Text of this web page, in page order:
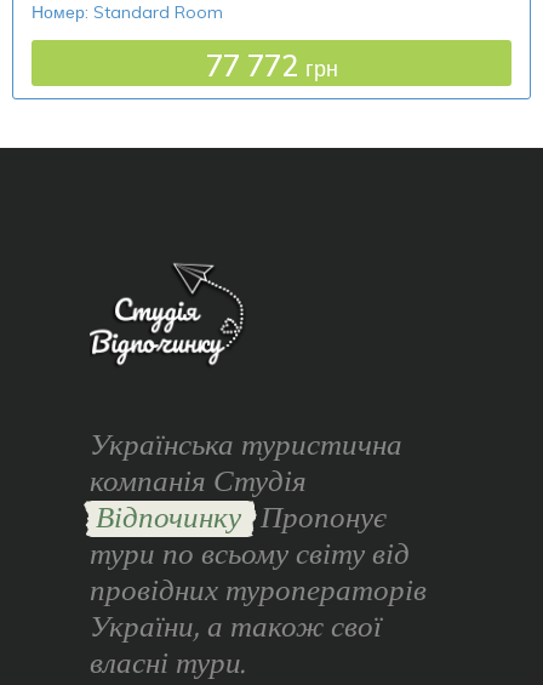
Номер: Standard Room
77 772 грн
Українська туристична
компанія Студія
Відпочинку Пропонує
тури по всьому світу від
провідних туроператорів
України, а також свої
власні тури.